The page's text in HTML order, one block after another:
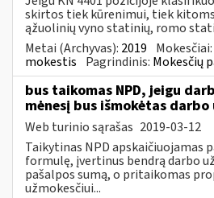
skirtos tiek kūrenimui, tiek
ąžuolinių vyno statinių, romo
Metai (Archyvas): 2019 Mokesčiai:
mokestis Pagrindinis: Mokesčių
bus taikomas NPD, jeigu
mėnesį bus išmokėtas
Web turinio sąrašas 2019-03-12
Taikytinas NPD apskaičiuojamas
formulę, įvertinus bendrą darbo
pašalpos sumą, o pritaikomas
užmokesčiui...